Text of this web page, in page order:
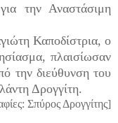
την Αναστάσιμη
Καποδίστρια, ο
πλαισίωσαν
την διεύθυνση του
Δρογγίτη.
Σπύρος Δρογγίτης]